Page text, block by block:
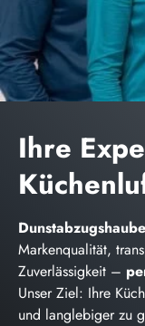
Ihre
Markenqualität,
Zuverlässigkeit –
Unser Ziel: Ihre
und langlebiger zu